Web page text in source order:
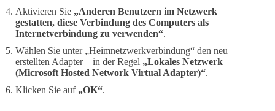
Aktivieren Sie „Anderen Benutzern im Netzwerk
gestatten, diese Verbindung des Computers als
Internetverbindung zu verwenden“.
Wählen Sie unter „Heimnetzwerkverbindung“ den neu
erstellten Adapter – in der Regel „Lokales Netzwerk
(Microsoft Hosted Network Virtual Adapter)“.
Klicken Sie auf „OK“.